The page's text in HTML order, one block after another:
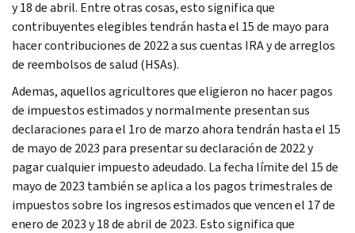
y 18 de abril. Entre otras cosas, esto significa que
contribuyentes elegibles tendrán hasta el 15 de mayo para
hacer contribuciones de 2022 a sus cuentas IRA y de arreglos
de reembolsos de salud (HSAs).
Ademas, aquellos agricultores que eligieron no hacer pagos
de impuestos estimados y normalmente presentan sus
declaraciones para el 1ro de marzo ahora tendrán hasta el 15
de mayo de 2023 para presentar su declaración de 2022 y
pagar cualquier impuesto adeudado. La fecha límite del 15 de
mayo de 2023 también se aplica a los pagos trimestrales de
impuestos sobre los ingresos estimados que vencen el 17 de
enero de 2023 y 18 de abril de 2023. Esto significa que